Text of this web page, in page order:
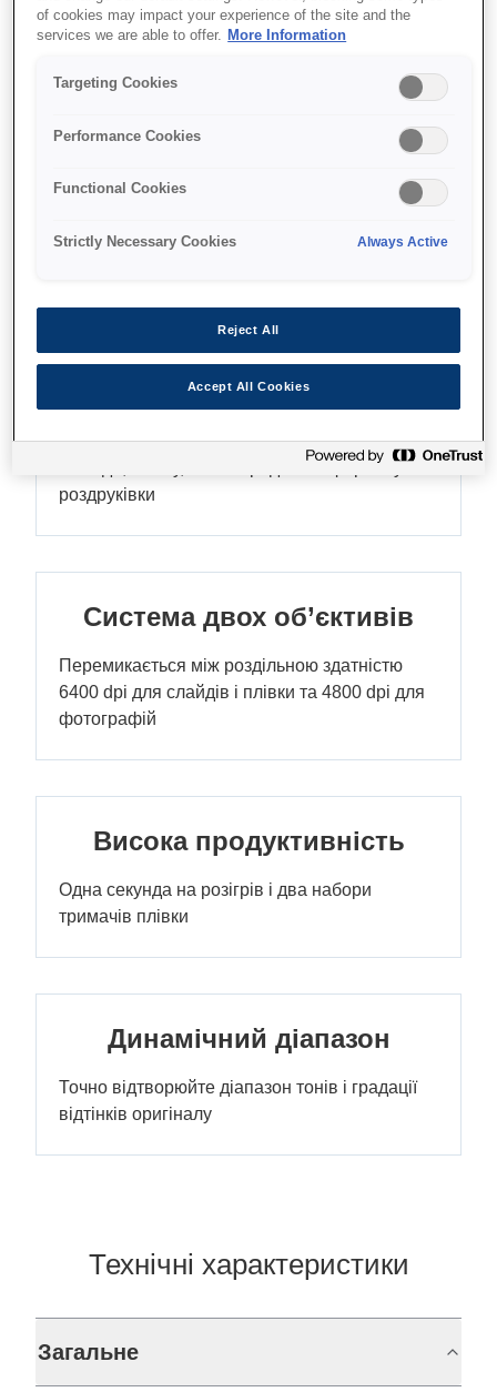
Сканування професійної
якості
Слайди, плівку, носії середнього формату і
роздруківки
Система двох об’єктивів
Перемикається між роздільною здатністю
6400 dpi для слайдів і плівки та 4800 dpi для
фотографій
Висока продуктивність
Одна секунда на розігрів і два набори
тримачів плівки
Динамічний діапазон
Точно відтворюйте діапазон тонів і градації
відтінків оригіналу
Технічні характеристики
Загальне
of cookies may impact your experience of the site and the
services we are able to offer. More Information
Targeting Cookies
Performance Cookies
Functional Cookies
Strictly Necessary Cookies Always Active
Reject All
Accept All Cookies